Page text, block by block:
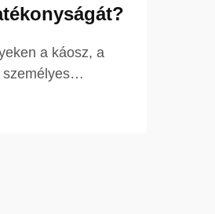
a káosz, a
tényezők.